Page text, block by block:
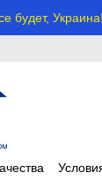
будет, Украина!